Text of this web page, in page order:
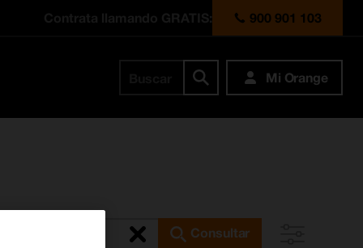
900 901 103
Buscar Mi Orange
Consultar